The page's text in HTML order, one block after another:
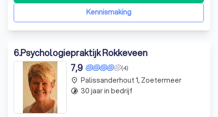
Kennismaking
6.Psychologiepraktijk Rokkeveen
(4)
7,9
place Palissanderhout 1, Zoetermeer
timelapse 30 jaar in bedrijf